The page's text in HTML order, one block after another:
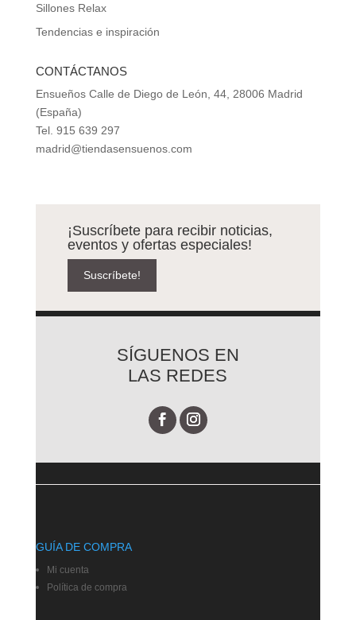
Sillones Relax
Tendencias e inspiración
CONTÁCTANOS
Ensueños Calle de Diego de León, 44, 28006 Madrid
(España)
Tel. 915 639 297
madrid@tiendasensuenos.com
¡Suscríbete para recibir noticias,
eventos y ofertas especiales!
Suscríbete!
SÍGUENOS EN
LAS REDES
GUÍA DE COMPRA
Mi cuenta
Política de compra